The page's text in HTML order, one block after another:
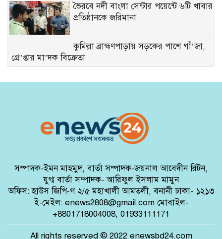
ভৈরবে নদী বাংলা সেন্টার পয়েন্টে ৬টি খাবার
প্রতিষ্ঠানকে জরিমানা
কুমিল্লা ব্রাহ্মণপাড়ায় সড়কের পাশে গাঁ’জা,
গ্রে’প্তার মা’দক বিক্রেতা
প্রতীক্ষার অবসান, ১০ আগস্ট ঢাকা-
গোপালগঞ্জ ট্রেন সার্ভিস চালু
ঠাকুরগাঁওয়ে খাদ্য সচেতনতায় শিক্ষার্থীদের
নিয়ে সেনসিটাইজেশন প্রোগ্রাম
হবিগঞ্জে লরি-ট্রাক-সিএনজির ত্রিমুখী
সং’ঘর্ষ,নি’হ’ত ২
সম্পাদক-ইমন মাহমুদ, বার্তা সম্পাদক-জয়নাল আবেদীন রিটন,
যুগ্ম বার্তা সম্পাদক- আরিফুল ইসলাম মামুন
অফিস: হাউস জিপি-গ ২/৫ মহাখালী আমতলী, বনানী ঢাকা- ১২১৩
ই-মেইল: enews2808@gmail.com মোবাইল-
+8801718004008, 01933111171
All rights reserved © 2022 enewsbd24.com